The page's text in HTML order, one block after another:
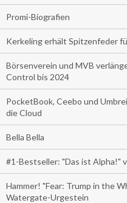
Promi-Biografien
Kerkeling erhält Spitzenfeder
Börsenverein und MVB
Control bis 2024
PocketBook, Ceebo und
die Cloud
Bella Bella
#1-Bestseller: "Das ist Alpha!"
Hammer! "Fear: Trump in the
Watergate-Urgestein